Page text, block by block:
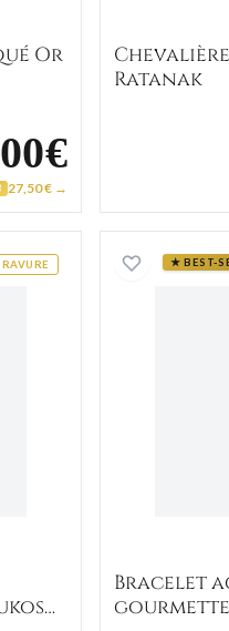
Or
27,50 € →
Ratanak
maille gourmette noire et
★ BEST-
Bracelet